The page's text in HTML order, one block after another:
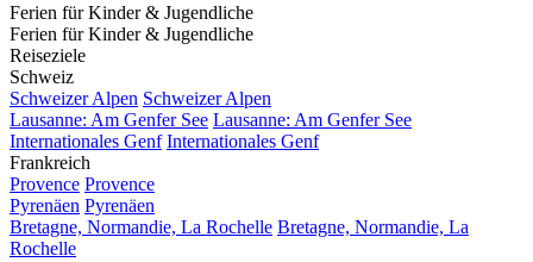
Ferien für Kinder & Jugendliche
Ferien für Kinder & Jugendliche
Reiseziele
Schweiz
Schweizer Alpen Schweizer Alpen
Lausanne: Am Genfer See Lausanne: Am Genfer See
Internationales Genf Internationales Genf
Frankreich
Provence Provence
Pyrenäen Pyrenäen
Bretagne, Normandie, La Rochelle Bretagne, Normandie, La
Rochelle